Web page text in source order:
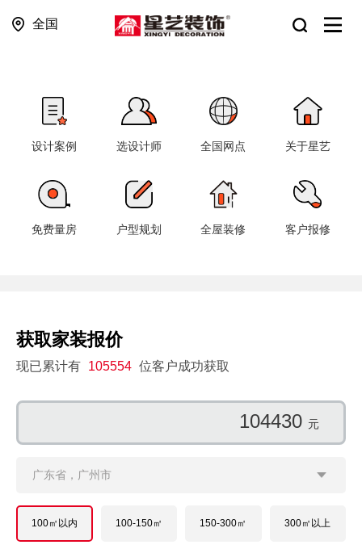
全国
设计案例 选设计师 全国网点 关于星艺
免费量房 户型规划 全屋装修 客户报修
获取家装报价
现已累计有 105554 位客户成功获取
144246 元
广东省，广州市
100㎡以内 100-150㎡ 150-300㎡ 300㎡以上